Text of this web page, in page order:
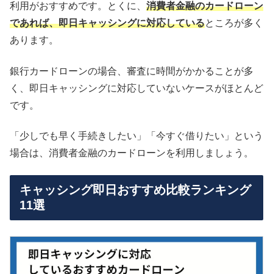
利用がおすすめです。とくに、 消費者金融のカードローン
であれば、即日キャッシングに対応しているところが多く
あります。
銀行カードローンの場合、審査に時間がかかることが多
く、即日キャッシングに対応していないケースがほとんど
です。
「少しでも早く手続きしたい」「今すぐ借りたい」という
場合は、消費者金融のカードローンを利用しましょう。
キャッシング即日おすすめ比較ランキング
11選